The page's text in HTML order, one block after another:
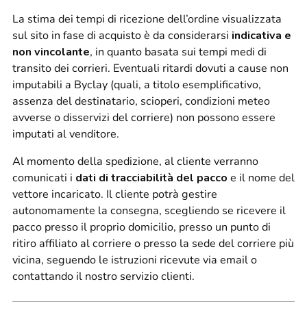
La stima dei tempi di ricezione dell’ordine visualizzata
sul sito in fase di acquisto è da considerarsi indicativa e
non vincolante, in quanto basata sui tempi medi di
transito dei corrieri. Eventuali ritardi dovuti a cause non
imputabili a Byclay (quali, a titolo esemplificativo,
assenza del destinatario, scioperi, condizioni meteo
avverse o disservizi del corriere) non possono essere
imputati al venditore.
Al momento della spedizione, al cliente verranno
comunicati i dati di tracciabilità del pacco e il nome del
vettore incaricato. Il cliente potrà gestire
autonomamente la consegna, scegliendo se ricevere il
pacco presso il proprio domicilio, presso un punto di
ritiro affiliato al corriere o presso la sede del corriere più
vicina, seguendo le istruzioni ricevute via email o
contattando il nostro servizio clienti.